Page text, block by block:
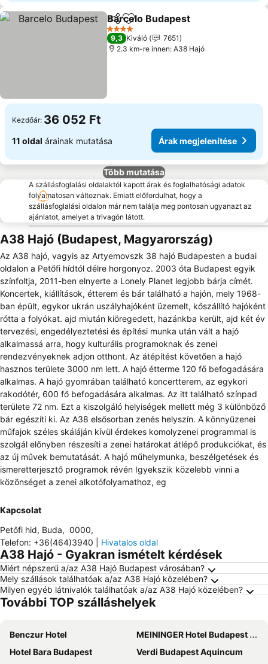
Megosztás
Hozzáadás a kedvencekhez
Barcelo Budapest
4 Kategória
9,3 Kiváló
7651
2.3 km-re innen: A38 Hajó
Kezdőár: 36 052 Ft
11 oldal árainak mutatása Árak megjelenítése
Több mutatása
A szállásfoglalási oldalaktól kapott árak és foglalhatósági adatok
folyamatosan változnak. Emiatt előfordulhat, hogy a
szállásfoglalási oldalon már nem találja meg pontosan ugyanazt az
ajánlatot, amelyet a trivagón látott.
A38 Hajó (Budapest, Magyarország)
Az A38 hajó, vagyis az Artyemovszk 38 hajó Budapesten a budai
oldalon a Petőfi hídtól délre horgonyoz. 2003 óta Budapest egyik
színfoltja, 2011-ben elnyerte a Lonely Planet legjobb bárja címét.
Koncertek, kiállítások, étterem és bár található a hajón, mely 1968-
ban épült, egykor ukrán uszályhajóként üzemelt, kőszállító hajóként
rótta a folyókat. ajd miután kiöregedett, hazánkba került, ajd két év
tervezési, engedélyeztetési és építési munka után vált a hajó
alkalmassá arra, hogy kulturális programoknak és zenei
rendezvényeknek adjon otthont. Az átépítést követően a hajó
hasznos területe 3000 nm lett. A hajó étterme 120 fő befogadására
alkalmas. A hajó gyomrában található koncertterem, az egykori
rakodótér, 600 fő befogadására alkalmas. Az itt található színpad
területe 72 nm. Ezt a kiszolgáló helyiségek mellett még 3 különböző
bár egészíti ki. Az A38 elsősorban zenés helyszín. A könnyűzenei
műfajok széles skáláján kívül érdekes komolyzenei programmal is
szolgál előnyben részesíti a zenei határokat átlépő produkciókat, és
az új művek bemutatását. A hajó műhelymunka, beszélgetések és
ismeretterjesztő programok révén Igyekszik közelebb vinni a
közönséget a zenei alkotófolyamathoz, eg
Kapcsolat
Petőfi hid, Buda, 0000,
Telefon: +36(464)3940 Hivatalos oldal
A38 Hajó - Gyakran ismételt kérdések
Miért népszerű a/az A38 Hajó Budapest városában?
Mely szállások találhatóak a/az A38 Hajó közelében?
Milyen egyéb látnivalók találhatóak a/az A38 Hajó közelében?
További TOP szálláshelyek
Benczur Hotel
MEININGER Hotel Budapest Great Market Hall
Hotel Bara Budapest
Verdi Budapest Aquincum